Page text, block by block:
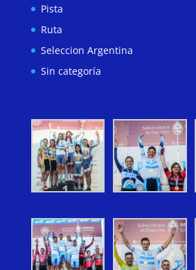
Pista
Ruta
Seleccion Argentina
Sin categoría